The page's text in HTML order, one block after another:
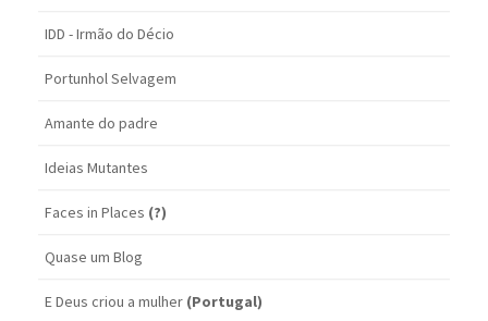
IDD - Irmão do Décio
Portunhol Selvagem
Amante do padre
Ideias Mutantes
Faces in Places (?)
Quase um Blog
E Deus criou a mulher (Portugal)